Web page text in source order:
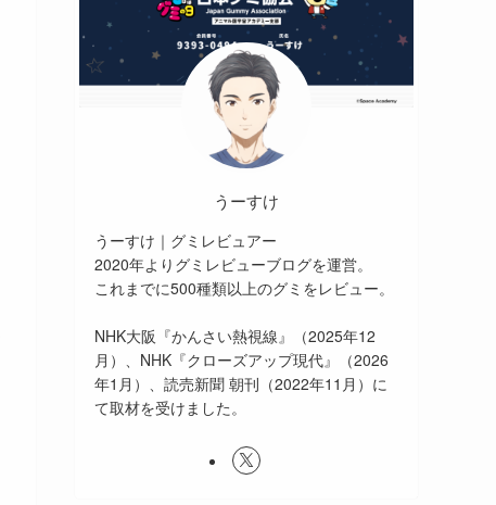
うーすけ
うーすけ｜グミレビュアー
2020年よりグミレビューブログを運営。
これまでに500種類以上のグミをレビュー。
NHK大阪『かんさい熱視線』（2025年12
月）、NHK『クローズアップ現代』（2026
年1月）、読売新聞 朝刊（2022年11月）に
て取材を受けました。